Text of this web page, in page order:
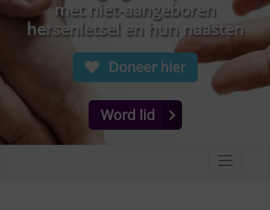
met niet-aangeboren
hersenletsel en hun naasten
Doneer hier
Word lid